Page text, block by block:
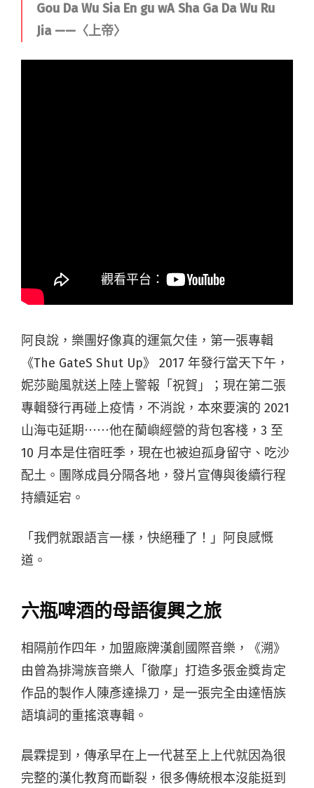
Gou Da Wu Sia En gu wA Sha Ga Da Wu Ru
Jia ——〈上帝〉
阿良說，樂團好像真的運氣欠佳，第一張專輯
《The GateS Shut Up》 2017 年發行當天下午，
妮莎颱風就送上陸上警報「祝賀」；現在第二張
專輯發行再碰上疫情，不消說，本來要演的 2021
山海屯延期⋯⋯他在蘭嶼經營的背包客棧，3 至
10 月本是住宿旺季，現在也被迫孤身留守、吃沙
配土。團隊成員分隔各地，發片宣傳與後續行程
持續延宕。
「我們就跟語言一樣，快絕種了！」阿良感慨
道。
六瓶啤酒的母語復興之旅
相隔前作四年，加盟廠牌漢創國際音樂，《溯》
由曾為排灣族音樂人「徹摩」打造多張金獎肯定
作品的製作人陳彥達操刀，是一張完全由達悟族
語填詞的重搖滾專輯。
晨霖提到，傳承早在上一代甚至上上代就因為很
完整的漢化教育而斷裂，很多傳統根本沒能挺到